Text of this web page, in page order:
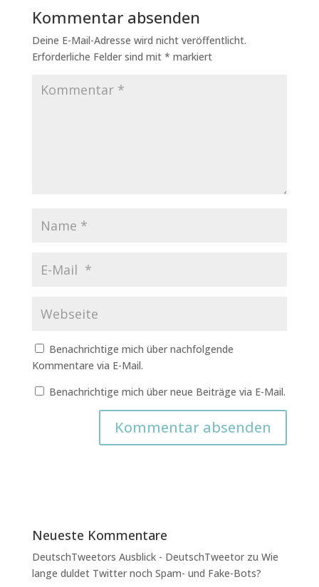
Kommentar absenden
Deine E-Mail-Adresse wird nicht veröffentlicht.
Erforderliche Felder sind mit * markiert
Benachrichtige mich über nachfolgende
Kommentare via E-Mail.
Benachrichtige mich über neue Beiträge via E-Mail.
Neueste Kommentare
DeutschTweetors Ausblick - DeutschTweetorzu Wie
lange duldet Twitter noch Spam- und Fake-Bots?